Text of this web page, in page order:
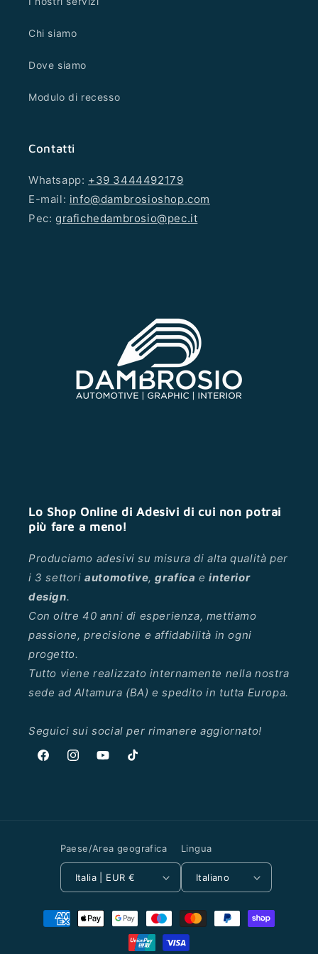
Chi siamo
Dove siamo
Modulo di recesso
Contatti
Whatsapp: +39 3444492179
E-mail: info@dambrosioshop.com
Pec: grafichedambrosio@pec.it
Lo Shop Online di Adesivi di cui non potrai
più fare a meno!
Produciamo adesivi su misura di alta qualità per
i 3 settoriautomotive,grafica einterior
design.
Con oltre 40 anni di esperienza, mettiamo
passione, precisione e affidabilità in ogni
progetto.
Tutto viene realizzato internamente nella nostra
sede ad Altamura (BA) e spedito in tutta Europa.
Seguici sui social per rimanere aggiornato!
FacebookInstagramYouTubeTikTok
Paese/Area geografica
Italia | EUR €
Lingua
Italiano
Metodi